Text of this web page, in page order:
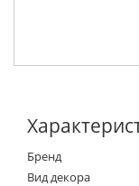
Бренд
Вид декора